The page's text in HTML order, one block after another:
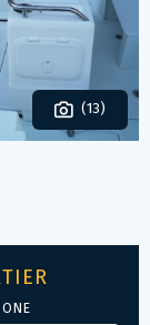
(13)